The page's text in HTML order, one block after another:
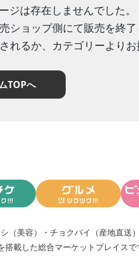
ジは存在しませんでした。
ョップ側にて販売を終了
るか、カテゴリーよりお
TOPへ
（美容） ・ チョクバイ（産地直送）
搭載した総合マーケットプレイスで